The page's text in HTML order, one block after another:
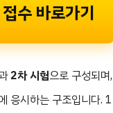
수 바로가기
2차 시험으로 구성되며,
응시하는 구조입니다. 1